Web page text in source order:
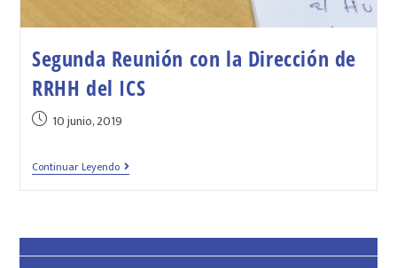
Segunda Reunión con la Dirección de
RRHH del ICS
10 junio, 2019
Continuar Leyendo